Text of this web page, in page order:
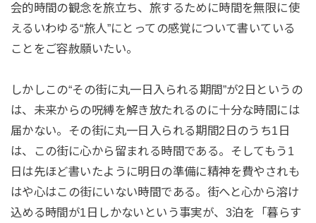
会的時間の観念を旅立ち、旅するために時間を無限に使
えるいわゆる“旅人”にとっての感覚について書いている
ことをご容赦願いたい。
しかしこの“その街に丸一日入られる期間”が2日というの
は、未来からの呪縛を解き放たれるのに十分な時間には
届かない。その街に丸一日入られる期間2日のうち1日
は、この街に心から留まれる時間である。そしてもう1
日は先ほど書いたように明日の準備に精神を費やされも
はや心はこの街にいない時間である。街へと心から溶け
込める時間が1日しかないという事実が、3泊を「暮らす